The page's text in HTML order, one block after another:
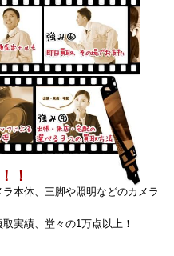
！
本体、三脚や照明などのカメラ
実績、堂々の1万点以上！